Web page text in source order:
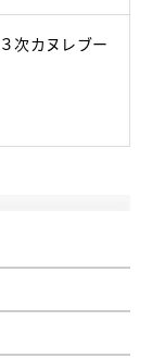
次カヌレブー